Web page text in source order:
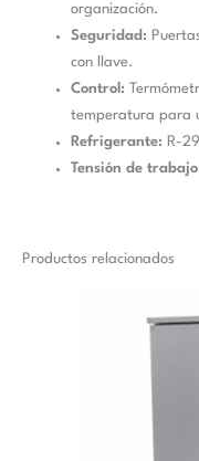
organización.
Seguridad:
con llave.
Control:
temperatura para
Refrigerante: R-
Tensión de
Productos relacionados
original